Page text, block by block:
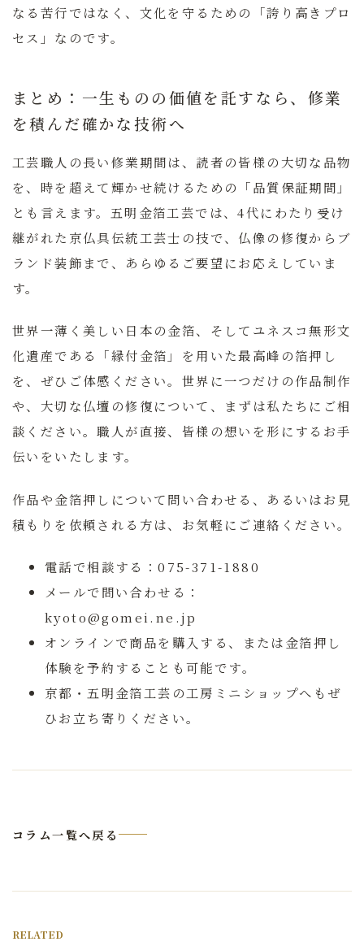
なる苦行ではなく、文化を守るための「誇り高きプロ
セス」なのです。
まとめ：一生ものの価値を託すなら、修業
を積んだ確かな技術へ
工芸職人の長い修業期間は、読者の皆様の大切な品物
を、時を超えて輝かせ続けるための「品質保証期間」
とも言えます。五明金箔工芸では、4代にわたり受け
継がれた京仏具伝統工芸士の技で、仏像の修復からブ
ランド装飾まで、あらゆるご要望にお応えしていま
す。
世界一薄く美しい日本の金箔、そしてユネスコ無形文
化遺産である「縁付金箔」を用いた最高峰の箔押し
を、ぜひご体感ください。世界に一つだけの作品制作
や、大切な仏壇の修復について、まずは私たちにご相
談ください。職人が直接、皆様の想いを形にするお手
伝いをいたします。
作品や金箔押しについて問い合わせる、あるいはお見
積もりを依頼される方は、お気軽にご連絡ください。
電話で相談する：075-371-1880
メールで問い合わせる：
kyoto@gomei.ne.jp
オンラインで商品を購入する、または金箔押し
体験を予約することも可能です。
京都・五明金箔工芸の工房ミニショップへもぜ
ひお立ち寄りください。
コラム一覧へ戻る
RELATED